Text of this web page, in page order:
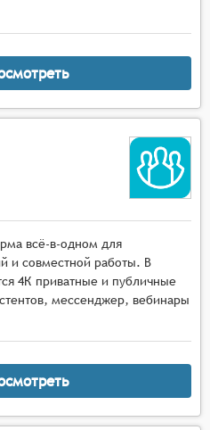
всё-в-одном для
и совместной работы. В
4К приватные и публичные
мессенджер, вебинары